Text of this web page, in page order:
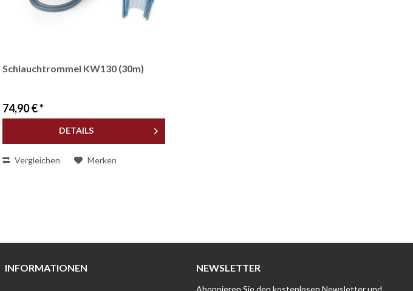
Schlauchtrommel KW130 (30m)
74,90 € *
DETAILS
Vergleichen Merken
INFORMATIONEN NEWSLETTER
Abonnieren Sie den kostenlosen Newsletter und